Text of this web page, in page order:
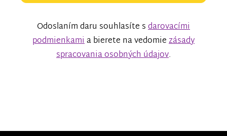
Odoslaním daru souhlasíte sdarovacími
podmienkamia bierete na vedomiezásady
spracovania osobných údajov.